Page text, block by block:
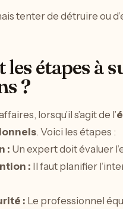
tenter de détruire ou
les étapes à
?
lorsqu’il s’agit de l’
. Voici les étapes :
: Un expert doit évaluer
: Il faut planifier
: Le professionnel